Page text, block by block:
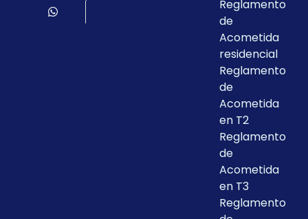
Reglamento
de
Acometida
residencial
Reglamento
de
Acometida
en T2
Reglamento
de
Acometida
en T3
Reglamento